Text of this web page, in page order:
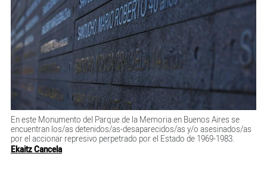
En este Monumento del Parque de la Memoria en Buenos Aires se
encuentran los/as detenidos/as-desaparecidos/as y/o asesinados/as
por el accionar represivo perpetrado por el Estado de 1969-1983.
Ekaitz Cancela